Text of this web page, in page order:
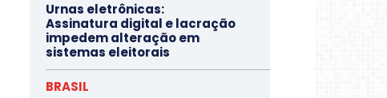
Urnas eletrônicas:
Assinatura digital e lacração
impedem alteração em
sistemas eleitorais
BRASIL